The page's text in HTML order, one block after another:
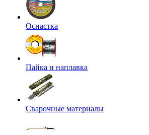
Оснастка
Пайка и наплавка
Сварочные материалы